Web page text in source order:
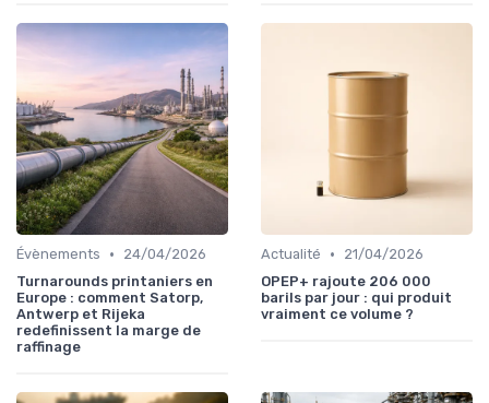
Évènements •
24/04/2026
Turnarounds printaniers en
Europe : comment Satorp,
Antwerp et Rijeka
redefinissent la marge de
raffinage
Actualité •
21/04/2026
OPEP+ rajoute 206 000
barils par jour : qui produit
vraiment ce volume ?